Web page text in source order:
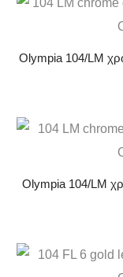
Olympia 104/LM
Olympia 104/LM